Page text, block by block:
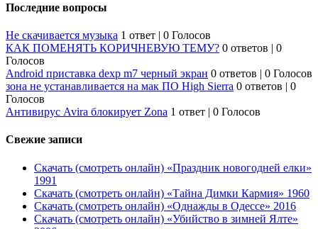
Последние вопросы
Не скачивается музыка 1 ответ | 0 Голосов
КАК ПОМЕНЯТЬ КОРИЧНЕВУЮ ТЕМУ? 0 ответов | 0
Голосов
Android приставка dexp m7 черный экран 0 ответов | 0 Голосов
зона не устанавливается на мак ПО High Sierra 0 ответов | 0
Голосов
Антивирус Avira блокирует Zona 1 ответ | 0 Голосов
Свежие записи
Скачать (смотреть онлайн) «Праздник новогодней елки»
1991
Скачать (смотреть онлайн) «Тайна Димки Кармия» 1960
Скачать (смотреть онлайн) «Однажды в Одессе» 2016
Скачать (смотреть онлайн) «Убийство в зимней Ялте»